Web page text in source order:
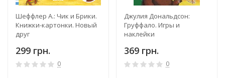
Шеффлер А.: Чик и Брики.
Книжки-картонки. Новый
друг
299 грн.
0
Джулия Дональдсон:
Груффало. Игры и
наклейки
369 грн.
0